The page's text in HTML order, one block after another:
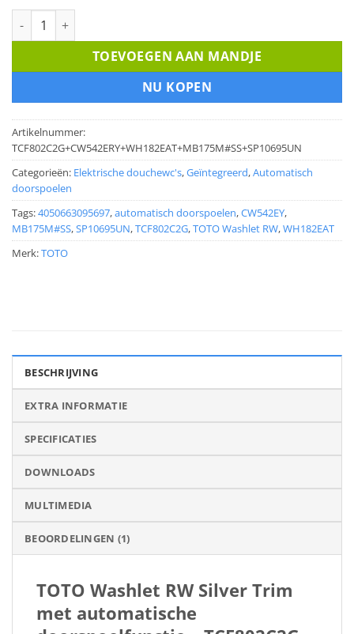
TOTO Washlet RW Silver Trim met automatisch doorspoelen
TOEVOEGEN AAN MANDJE
NU KOPEN
Artikelnummer:
TCF802C2G+CW542ERY+WH182EAT+MB175M#SS+SP10695UN
Categorieën: Elektrische douchewc's,Geïntegreerd,Automatisch
doorspoelen
Tags:4050663095697,automatisch doorspoelen,CW542EY,
MB175M#SS,SP10695UN,TCF802C2G,TOTO Washlet RW,WH182EAT
Merk:TOTO
BESCHRIJVING
EXTRA INFORMATIE
SPECIFICATIES
DOWNLOADS
MULTIMEDIA
BEOORDELINGEN (1)
TOTO Washlet RW Silver Trim
met automatische